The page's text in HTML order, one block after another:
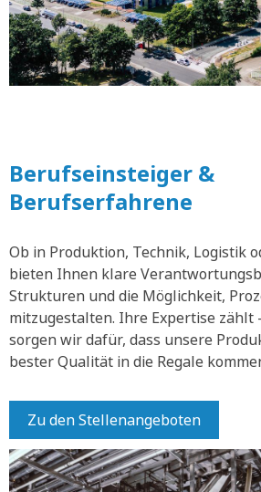
Berufseinsteiger &
Berufserfahrene
Ob in Produktion, Technik, Logistik
bieten Ihnen klare
Strukturen und die Möglichkeit,
mitzugestalten. Ihre Expertise zählt
sorgen wir dafür, dass unsere
bester Qualität in die Regale
Zu den Stellenangeboten